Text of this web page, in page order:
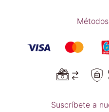
Suscríbete a